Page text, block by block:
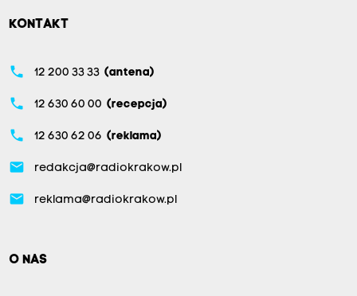
KONTAKT
phone 12 200 33 33 (antena)
phone 12 630 60 00 (recepcja)
phone 12 630 62 06 (reklama)
email redakcja@radiokrakow.pl
email reklama@radiokrakow.pl
O NAS